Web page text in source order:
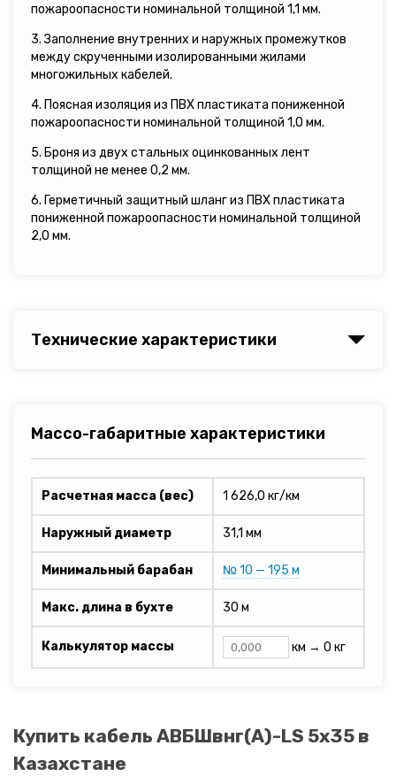
пожароопасности номинальной толщиной 1,1 мм.
3. Заполнение внутренних и наружных промежутков
между скрученными изолированными жилами
многожильных кабелей.
4. Поясная изоляция из ПВХ пластиката пониженной
пожароопасности номинальной толщиной 1,0 мм.
5. Броня из двух стальных оцинкованных лент
толщиной не менее 0,2 мм.
6. Герметичный защитный шланг из ПВХ пластиката
пониженной пожароопасности номинальной толщиной
2,0 мм.
Технические характеристики
Массо-габаритные характеристики
Расчетная масса (вес) 1 626,0 кг/км
Наружный диаметр 31,1 мм
Минимальный барабан № 10 — 195 м
Макс. длина в бухте 30 м
Калькулятор массы км → 0 кг
Купить кабель АВБШвнг(A)-LS 5х35 в
Казахстане